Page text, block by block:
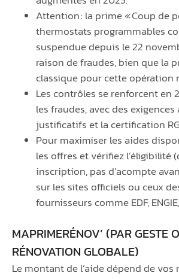
Attention : la prime « Coup de
thermostats programmables
suspendue depuis le 22
raison de fraudes, bien que la
classique pour cette opération
Les contrôles se renforcent en
les fraudes, avec des
justificatifs et la certification
Pour maximiser les aides
les offres et vérifiez l’éligibilité
inscription, pas d’acompte
sur les sites officiels ou ceux
fournisseurs comme EDF,
MAPRIMERÉNOV’ (PAR GESTE
RÉNOVATION GLOBALE)
Le montant de l’aide dépend de vos